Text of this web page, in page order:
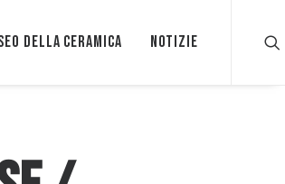
della ceramica Notizie